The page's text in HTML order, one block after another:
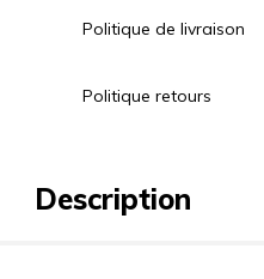
Politique de livraison
Politique retours
Description